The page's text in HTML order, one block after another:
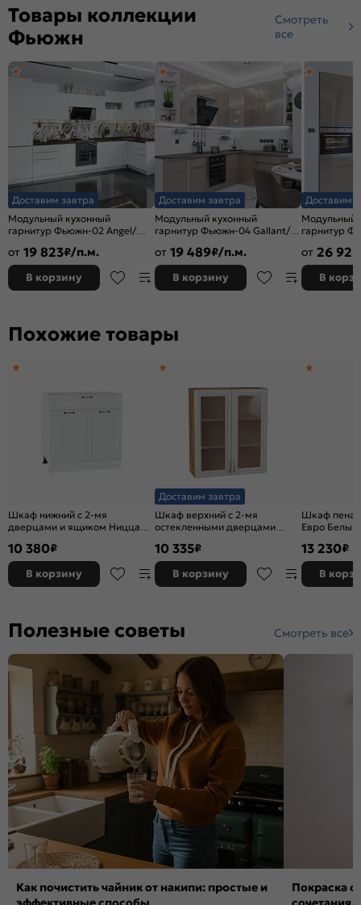
Товары коллекции
Фьюжн
Смотреть
все
Доставим завтра
Модульный кухонный
гарнитур Фьюжн-02 Angel/
от 19 823₽/п.м.
В корзину
Доставим завтра
Модульный кухонный
гарнитур Фьюжн-04 Gallant/
от 19 489₽/п.м.
В корзину
Доставим
Модульный
гарнитур
от 26 925
В
Похожие товары
Шкаф нижний с 2-мя
дверцами и ящиком Ницца
10 380₽
В корзину
Доставим завтра
Шкаф верхний с 2-мя
остекленными дверцами
Вотан 920*800*302
10 335₽
В корзину
Шкаф
Евро
13 230₽
В
Полезные советы Смотреть все
Как почистить чайник от накипи: простые и
Покраска